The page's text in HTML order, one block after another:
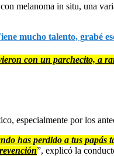
melanoma in situ, una
mucho talento, grabé
con un parchecito, a
especialmente por los
has perdido a tus
”, explicó la